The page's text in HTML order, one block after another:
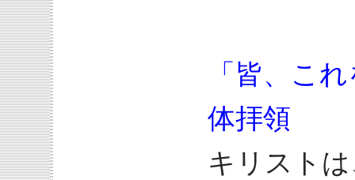
「皆、こ
体拝領
キリスト